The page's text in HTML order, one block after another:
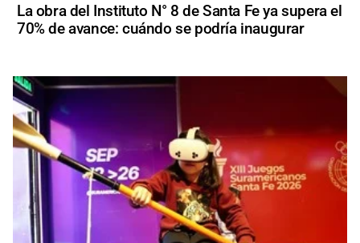
La obra del Instituto N° 8 de Santa Fe ya supera el
70% de avance: cuándo se podría inaugurar